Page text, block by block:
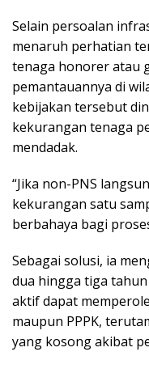
Selain persoalan
menaruh perhatian
tenaga honorer atau
pemantauannya di
kebijakan tersebut
kekurangan tenaga
mendadak.
“Jika non-PNS
kekurangan satu
berbahaya bagi
Sebagai solusi, ia
dua hingga tiga
aktif dapat
maupun PPPK,
yang kosong akibat